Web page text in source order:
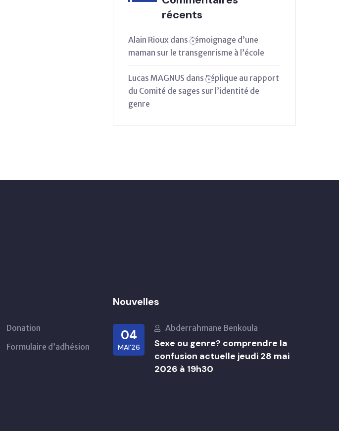
récents
Alain Rioux dans Témoignage d’une
maman sur le transgenrisme à l’école
Lucas MAGNUS dans Réplique au rapport
du Comité de sages sur l’identité de
genre
Donation
Formulaire d’adhésion
Nouvelles
04
MAI’26
Abderrahmane Benkoula
Sexe ou genre? comprendre la
confusion actuelle jeudi 28 mai
2026 à 19h30